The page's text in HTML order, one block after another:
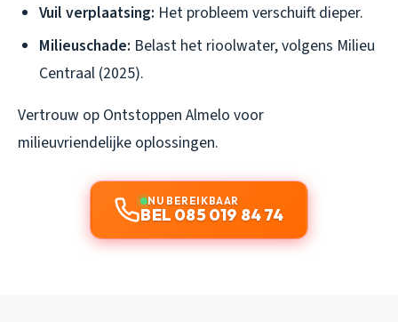
Vuil verplaatsing: Het probleem verschuift dieper.
Milieuschade: Belast het rioolwater, volgens Milieu
Centraal (2025).
Vertrouw op Ontstoppen Almelo voor
milieuvriendelijke oplossingen.
NU BEREIKBAAR
BEL 085 019 84 74